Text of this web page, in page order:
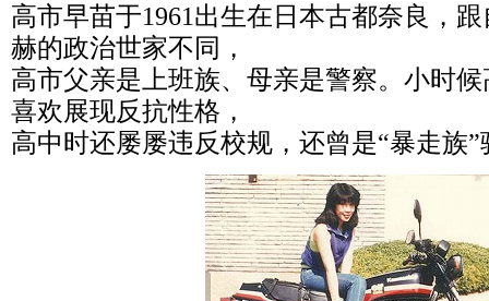
高市早苗于1961出生在日本古都奈良，
赫的政治世家不同，
高市父亲是上班族、母亲是警察。小时
喜欢展现反抗性格，
高中时还屡屡违反校规，还曾是“暴走族